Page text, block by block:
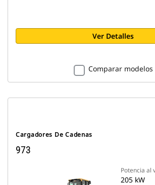
Ver Detalles
Comparar modelos
Cargadores De Cadenas
973
Potencia al
205 kW